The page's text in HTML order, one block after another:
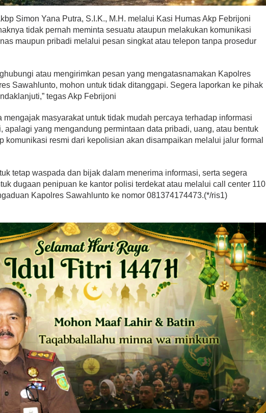
Simon Yana Putra, S.I.K., M.H. melalui Kasi Humas Akp Febrijoni
tidak pernah meminta sesuatu ataupun melakukan komunikasi
maupun pribadi melalui pesan singkat atau telepon tanpa prosedur
atau mengirimkan pesan yang mengatasnamakan Kapolres
Sawahlunto, mohon untuk tidak ditanggapi. Segera laporkan ke pihak
tegas Akp Febrijoni
mengajak masyarakat untuk tidak mudah percaya terhadap informasi
apalagi yang mengandung permintaan data pribadi, uang, atau bentuk
komunikasi resmi dari kepolisian akan disampaikan melalui jalur formal
tetap waspada dan bijak dalam menerima informasi, serta segera
dugaan penipuan ke kantor polisi terdekat atau melalui call center 110
Kapolres Sawahlunto ke nomor 081374174473.(*/ris1)